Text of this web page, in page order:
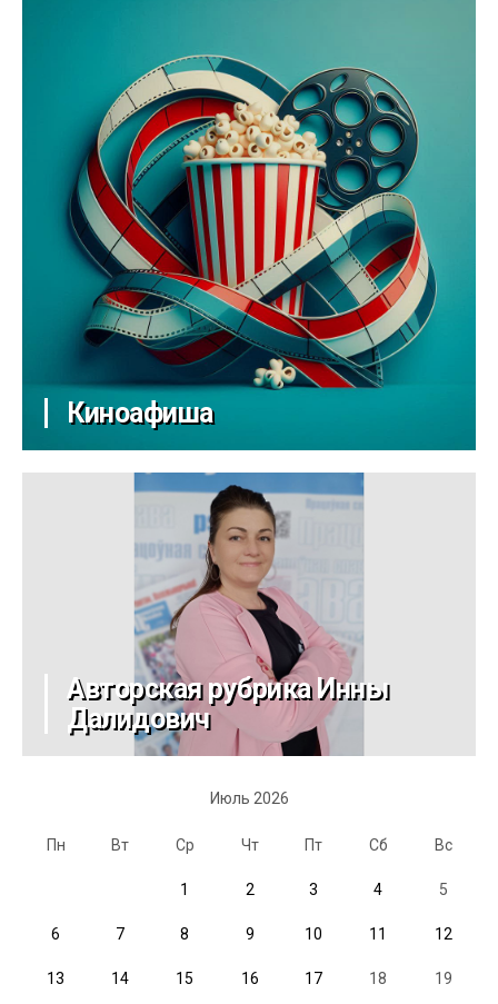
Киноафиша
Авторская рубрика Инны
Далидович
Июль 2026
Пн Вт Ср Чт Пт Сб Вс
1 2 3 4 5
6 7 8 9 10 11 12
13 14 15 16 17 18 19